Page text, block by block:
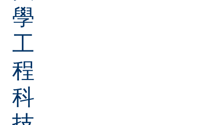
學
工
程
科